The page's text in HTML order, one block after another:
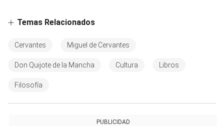
Temas Relacionados
Cervantes Miguel de Cervantes
Don Quijote de la Mancha Cultura Libros
Filosofía
PUBLICIDAD